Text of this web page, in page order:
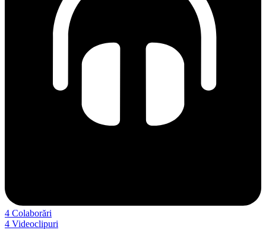
4 Colaborări
4 Videoclipuri